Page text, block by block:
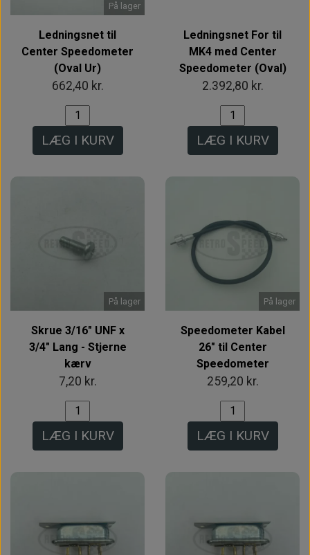
På lager
Ledningsnet til
Center Speedometer
(Oval Ur)
662,40 kr.
LÆG I KURV
Ledningsnet For til
MK4 med Center
Speedometer (Oval)
2.392,80 kr.
LÆG I KURV
På lager
Skrue 3/16" UNF x
3/4" Lang - Stjerne
kærv
7,20 kr.
LÆG I KURV
På lager
Speedometer Kabel
26" til Center
Speedometer
259,20 kr.
LÆG I KURV